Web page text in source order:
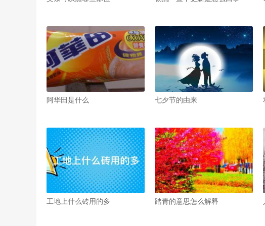
阿华田是什么 七夕节的由来
工地上什么砖用的多 踏青的意思怎么解释